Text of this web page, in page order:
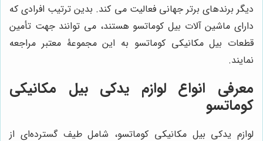
دیگر برندهای برتر جهانی فعالیت می کند. بدین ترتیب افرادی که
دارای ماشین آلات بیل کوماتسو هستند، می توانند جهت تأمین
قطعات بیل مکانیکی کوماتسو به این مجموعۀ معتبر مراجعه
نمایند.
معرفی انواع لوازم یدکی بیل مکانیکی
کوماتسو
لوازم یدکی بیل مکانیکی کوماتسو، شامل طیف گسترده‌ای از